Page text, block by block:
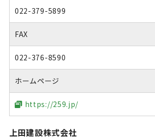
022-379-5899
FAX
022-376-8590
ホームページ
https://259.jp/
上田建設株式会社